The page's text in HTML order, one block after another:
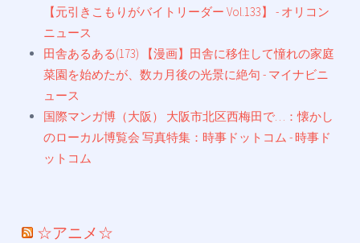
【元引きこもりがバイトリーダー Vol.133】 - オリコン
ニュース
田舎あるある(173) 【漫画】田舎に移住して憧れの家庭
菜園を始めたが、数カ月後の光景に絶句 - マイナビニ
ュース
国際マンガ博（大阪） 大阪市北区西梅田で…：懐かし
のローカル博覧会 写真特集：時事ドットコム - 時事ド
ットコム
☆アニメ☆